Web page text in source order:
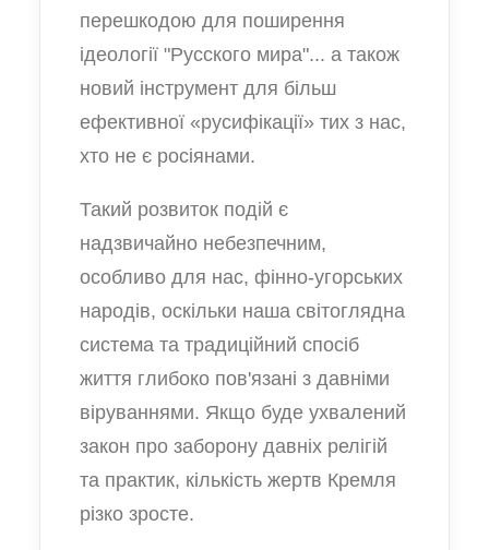
перешкодою для поширення
ідеології "Русского мира"... а також
новий інструмент для більш
ефективної «русифікації» тих з нас,
хто не є росіянами.
Такий розвиток подій є
надзвичайно небезпечним,
особливо для нас, фінно-угорських
народів, оскільки наша світоглядна
система та традиційний спосіб
життя глибоко пов'язані з давніми
віруваннями. Якщо буде ухвалений
закон про заборону давніх релігій
та практик, кількість жертв Кремля
різко зросте.